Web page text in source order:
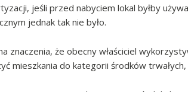
jeśli przed nabyciem lokal byłby
jednak tak nie było.
znaczenia, że obecny właściciel
mieszkania do kategorii środków